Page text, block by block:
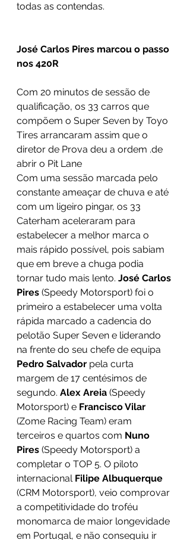
todas as contendas.
José Carlos Pires marcou o passo
nos 420R
Com 20 minutos de sessão de
qualificação, os 33 carros que
compõem o Super Seven by Toyo
Tires arrancaram assim que o
diretor de Prova deu a ordem .de
abrir o Pit Lane
Com uma sessão marcada pelo
constante ameaçar de chuva e até
com um ligeiro pingar, os 33
Caterham aceleraram para
estabelecer a melhor marca o
mais rápido possível, pois sabiam
que em breve a chuga podia
tornar tudo mais lento. José Carlos
Pires (Speedy Motorsport) foi o
primeiro a estabelecer uma volta
rápida marcado a cadencia do
pelotão Super Seven e liderando
na frente do seu chefe de equipa
Pedro Salvador pela curta
margem de 17 centésimos de
segundo. Alex Areia (Speedy
Motorsport) e Francisco Vilar
(Zome Racing Team) eram
terceiros e quartos com Nuno
Pires (Speedy Motorsport) a
completar o TOP 5. O piloto
internacional Filipe Albuquerque
(CRM Motorsport), veio comprovar
a competitividade do troféu
monomarca de maior longevidade
em Portugal, e não conseguiu ir